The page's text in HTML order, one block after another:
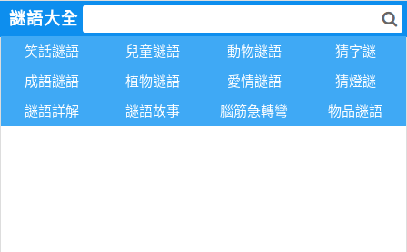
謎語大全
笑話謎語 兒童謎語 動物謎語
猜字謎
成語謎語
植物謎語 愛情謎語
猜燈謎
謎語詳解
謎語故事 腦筋急轉彎 物品謎語